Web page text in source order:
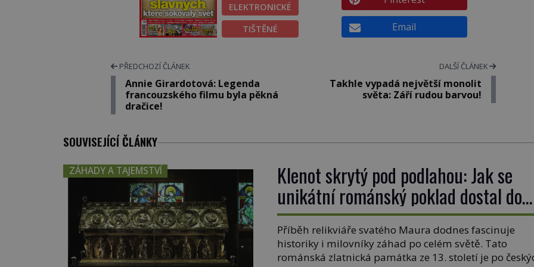
ELEKTRONICKÉ
TIŠTĚNÉ
Email
PŘEDCHOZÍ ČLÁNEK
Annie Girardotová: Legenda
francouzského filmu byla pěkná
dračice!
DALŠÍ ČLÁNEK
Takhle vypadá největší monolit
světa: Září rudou barvou!
SOUVISEJÍCÍ ČLÁNKY
ZÁHADY A TAJEMSTVÍ Klenot skrytý pod podlahou: Jak se
unikátní románský poklad dostal do
zapadlého Bečova?
Příběh relikviáře svatého Maura dodnes fascinuje
historiky i milovníky záhad po celém světě. Tato
románská zlatnická památka ze 13. století je po